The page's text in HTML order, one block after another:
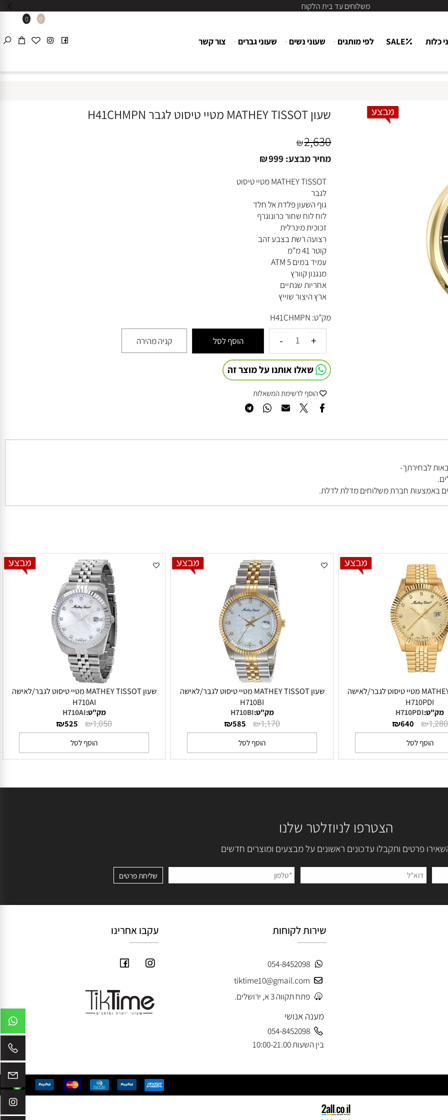
משלוחים עד בית הלקוח
0 0
SALE לפי מותגים שעוני נשים שעוני גברים צור קשר
שעון MATHEY TISSOT מטיי טיסוט לגבר H41CHMPN
₪2,630
מחיר מבצע: ₪999
MATHEY TISSOT מטיי טיסוט
לגבר
גוף השעון פלדת אל חלד
לוח לוח שחור כרונוגרף
זכוכית מינרלית
רצועה רשת בצבע זהב
קוטר 41 מ"מ
עמיד במים 5 ATM
מנגנון קוורץ
אחריות שנתיים
מק"ט:H41CHMPN
הוסף לסל קניה מהירה
שאלו אותנו על מוצר זה
הוסף לרשימת המשאלות
שעון MATHEY TISSOT מטיי טיסוט לגבר/לאישה
H710PDI
₪
₪640
שעון MATHEY TISSOT מטיי טיסוט לגבר/לאישה
H710BI
מק"ט:H710BI
₪1,170
₪585
שעון MATHEY TISSOT מטיי טיסוט לגבר/לאישה
H710AI
מק"ט:H710AI
₪1,050
₪525
פרטים ותקבלו עדכונים ראשונים על מבצעים ומוצרים חדשים
שירות לקוחות
054-8452098
tiktime10@gmail.com
פתח תקווה 3 א, ירושלים.
054-8452098
עקבו אחרינו